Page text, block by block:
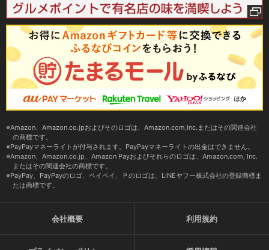
Amazon、Amazon.co.jpおよびそのロゴは、Amazon.com,Inc.またはその関連会社
の商標です。
PayPayマネーライトが付与されます。PayPayマネーライトの出金はできません。
Amazon、Amazon.co.jp、Amazon Payおよびそれらのロゴは、Amazon.com, Inc.
またはその関連会社の商標です。
PayPay、PayPayのロゴ、ペイペイ、Ｐのロゴは、LINEヤフー株式会社の登録商標ま
たは商標です。
会社概要 利用規約